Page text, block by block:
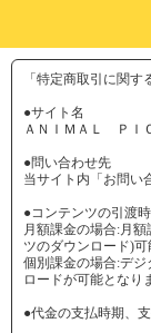
「特定商取引に関
●サイト名
ＡＮＩＭＡＬ ＰＩ
●問い合わせ先
当サイト内「お問い
●コンテンツの引渡
月額課金の場合:月
ツのダウンロード)可
個別課金の場合:デ
ロードが可能となり
●代金の支払時期、